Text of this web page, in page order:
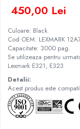
450,00 Lei
Culoare: Black
Cod OEM: LEXMARK
Capacitate: 3000 pag.
Se utilizeaza pentru
Lexmark E321, E323
Detalii:
Acest produs este